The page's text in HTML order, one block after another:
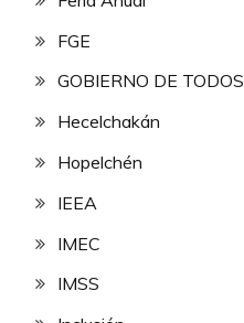
FGE
GOBIERNO DE TODOS
Hecelchakán
Hopelchén
IEEA
IMEC
IMSS